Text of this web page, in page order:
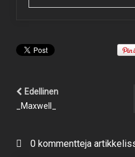
Edellinen
_Maxwell_
0 kommentteja